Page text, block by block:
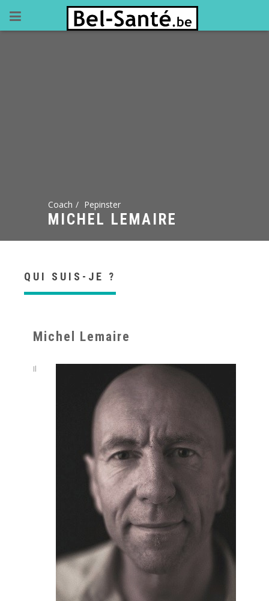
Coach Pepinster
MICHEL LEMAIRE
QUI SUIS-JE ?
Michel Lemaire
Il